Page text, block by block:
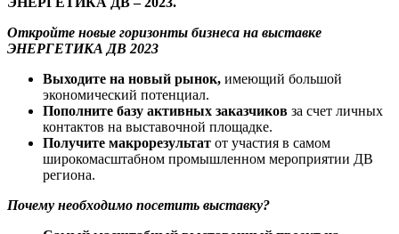
Откройте новые горизонты бизнеса на выставке
ЭНЕРГЕТИКА ДВ 2023
Выходите на новый рынок, имеющий большой
экономический потенциал.
Пополните базу активных заказчиков за счет личных
контактов на выставочной площадке.
Получите макрорезультат от участия в самом
широкомасштабном промышленном мероприятии ДВ
региона.
Почему необходимо посетить выставку?